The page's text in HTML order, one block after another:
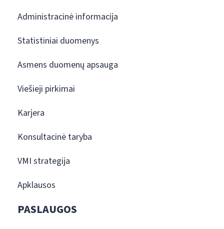
Administracinė informacija
Statistiniai duomenys
Asmens duomenų apsauga
Viešieji pirkimai
Karjera
Konsultacinė taryba
VMI strategija
Apklausos
PASLAUGOS